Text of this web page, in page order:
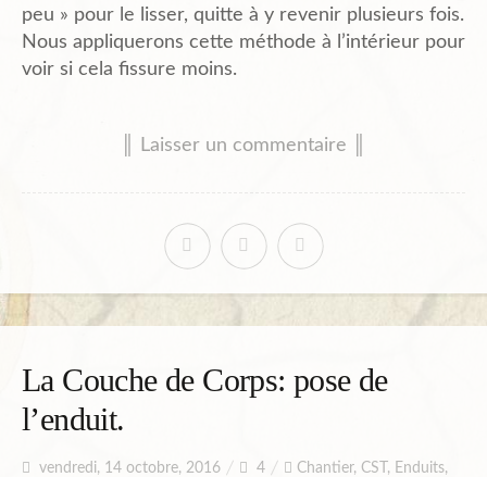
peu » pour le lisser, quitte à y revenir plusieurs fois.
Nous appliquerons cette méthode à l’intérieur pour
voir si cela fissure moins.
║ Laisser un commentaire ║
La Couche de Corps: pose de
l’enduit.
vendredi, 14 octobre, 2016 4 Chantier, CST , Enduits,